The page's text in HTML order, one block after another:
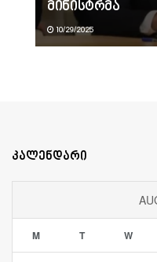
მინისტრმა
10/29/2025
კალენდარი
M T W